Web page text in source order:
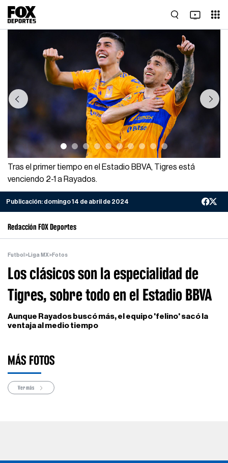
Previous Next
Tras el primer tiempo en el Estadio BBVA, Tigres está
venciendo 2-1 a Rayados.
Publicación: domingo 14 de abril de 2024
Redacción FOX Deportes
Futbol >Liga MX>Fotos
Los clásicos son la especialidad de
Tigres, sobre todo en el Estadio BBVA
Aunque Rayados buscó más, el equipo 'felino' sacó la
ventaja al medio tiempo
MÁS FOTOS
Ver más